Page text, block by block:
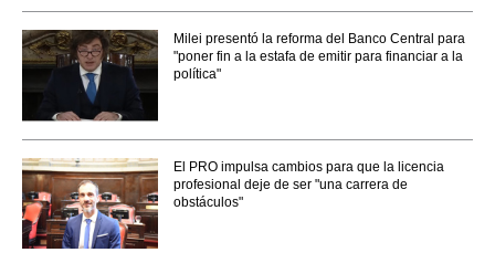
Milei presentó la reforma del Banco Central para
"poner fin a la estafa de emitir para financiar a la
política"
El PRO impulsa cambios para que la licencia
profesional deje de ser "una carrera de
obstáculos"